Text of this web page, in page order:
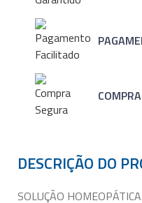
DESCRIÇÃO DO
SOLUÇÃO